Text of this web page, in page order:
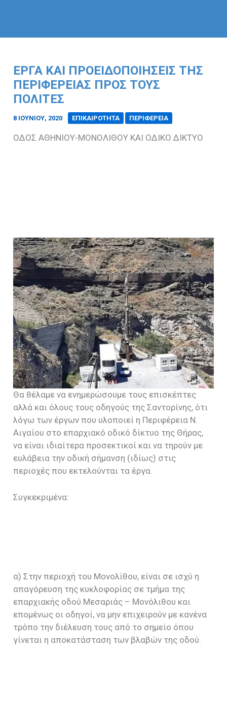
ΕΡΓΑ ΚΑΙ ΠΡΟΕΙΔΟΠΟΙΗΣΕΙΣ ΤΗΣ
ΠΕΡΙΦΕΡΕΙΑΣ ΠΡΟΣ ΤΟΥΣ
ΠΟΛΙΤΕΣ
8 ΙΟΥΝΊΟΥ, 2020 ΕΠΙΚΑΙΡΟΤΗΤΑ ΠΕΡΙΦΕΡΕΙΑ
ΟΔΟΣ ΑΘΗΝΙΟΥ-ΜΟΝΟΛΙΘΟΥ ΚΑΙ ΟΔΙΚΟ ΔΙΚΤΥΟ
Θα θέλαμε να ενημερώσουμε τους επισκέπτες
αλλά και όλους τους οδηγούς της Σαντορίνης, ότι
λόγω των έργων που υλοποιεί η Περιφέρεια Ν.
Αιγαίου στο επαρχιακό οδικό δίκτυο της Θήρας,
να είναι ιδιαίτερα προσεκτικοί και να τηρούν με
ευλάβεια την οδική σήμανση (ιδίως) στις
περιοχές που εκτελούνται τα έργα.
Συγκεκριμένα:
α) Στην περιοχή του Μονολίθου, είναι σε ισχύ η
απαγόρευση της κυκλοφορίας σε τμήμα της
επαρχιακής οδού Μεσαριάς – Μονόλιθου και
επομένως οι οδηγοί, να μην επιχειρούν με κανένα
τρόπο την διέλευση τους από το σημείο όπου
γίνεται η αποκατάσταση των βλαβών της οδού.